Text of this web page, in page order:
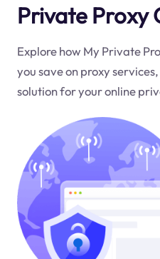
Private Proxy
Explore how My Private
you save on proxy
solution for your online